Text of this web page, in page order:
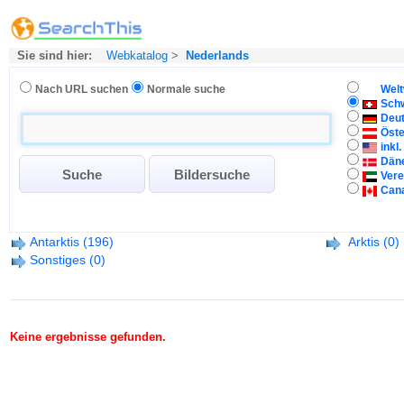
Sie sind hier: Webkatalog > Nederlands
Nach URL suchen Normale suche
inkl.
Antarktis (196) Arktis (0)
Sonstiges (0)
Keine ergebnisse gefunden.